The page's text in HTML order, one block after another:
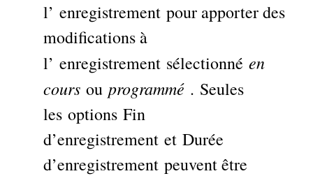
l’ enregistrement pour apporter des
modifications à
l’ enregistrement sélectionnéen
cours ouprogrammé . Seules
les options Fin
d’enregistrement et Durée
d’enregistrement peuvent être